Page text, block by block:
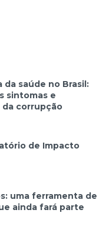
saúde no Brasil:
sintomas e
da corrupção
de Impacto
uma ferramenta de
ainda fará parte